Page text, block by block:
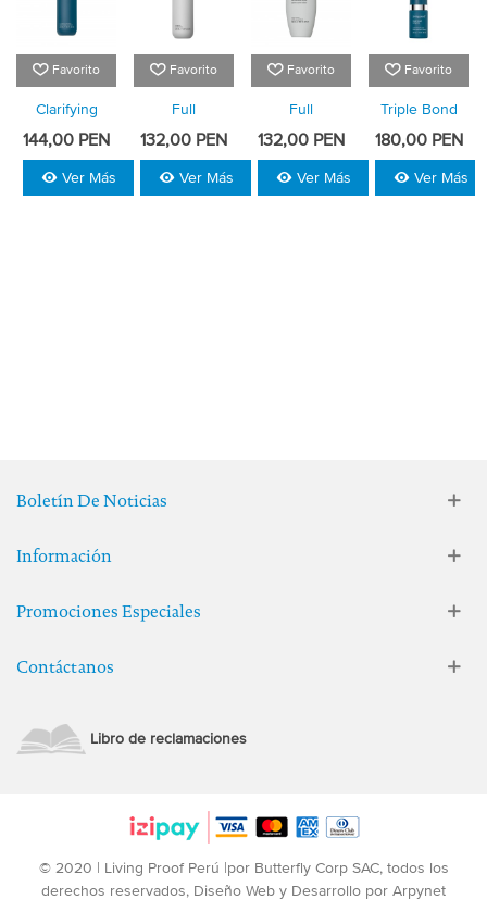
Favorito
Clarifying
Detox
144,00 PEN
Ver Más
Favorito
Full
Shampoo
132,00 PEN
Ver Más
Favorito
Full
Conditioner
132,00 PEN
Ver Más
Favorito
Triple Bond
Complex
180,00 PEN
Ver Más
Boletín De Noticias
Promociones Especiales
Información
Contáctanos
Libro de reclamaciones
© 2020 | Living Proof Perú |por Butterfly Corp SAC, todos los
derechos reservados, Diseño Web y Desarrollo por Arpynet